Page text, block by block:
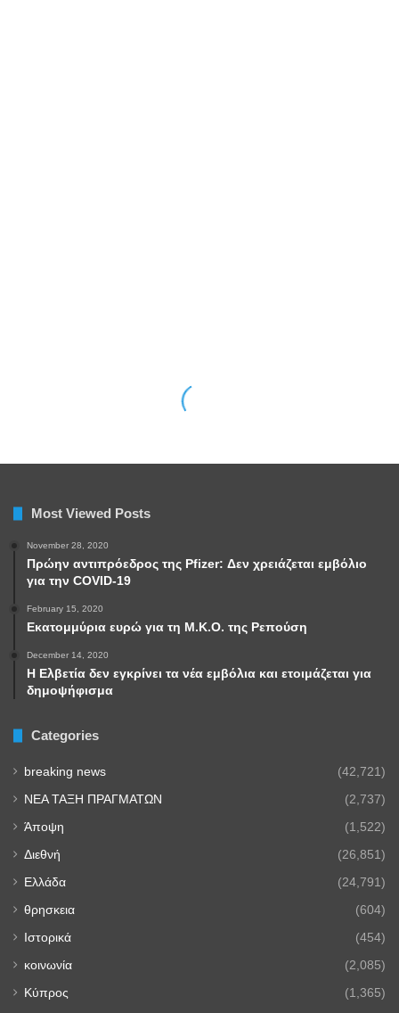
Most Viewed Posts
November 28, 2020
Πρώην αντιπρόεδρος της Pfizer: Δεν χρειάζεται εμβόλιο
για την COVID-19
February 15, 2020
Εκατομμύρια ευρώ για τη Μ.Κ.Ο. της Ρεπούση
December 14, 2020
Η Ελβετία δεν εγκρίνει τα νέα εμβόλια και ετοιμάζεται για
δημοψήφισμα
Categories
breaking news (42,721)
NEA TAΞΗ ΠΡΑΓΜΑΤΩΝ (2,737)
Άποψη (1,522)
Διεθνή (26,851)
Ελλάδα (24,791)
θρησκεια (604)
Ιστορικά (454)
κοινωνία (2,085)
Κύπρος (1,365)